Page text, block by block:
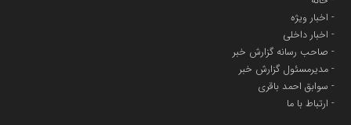
پایگاه اطلاع رسانی اعتلای نهادهای مردمی
آهن و فولاد غدیر ایرانیان
تامین آهن اسفنجی تولیدکنندگان فولاد در کشور
مسعودصادقی
اخبار ویژه
اخبار داخلی
صاحب رسانه گزارش خبر
مدیرمسئول گزارش خبر
سوابق احمد باقری
ارتباط با ما